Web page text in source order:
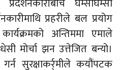
घम्साघम्सी
प्रहरीले बल प्रयोग
अन्तिममा एमाले
मोर्चा झन उत्तेजित बन्यो।
सुरक्षाकर्र्मीले कयौंपटक